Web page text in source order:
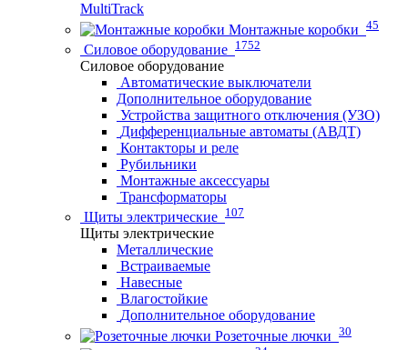
MultiTrack
Монтажные коробки 45
Силовое оборудование 1752
Силовое оборудование
Автоматические выключатели
Дополнительное оборудование
Устройства защитного отключения (УЗО)
Дифференциальные автоматы (АВДТ)
Контакторы и реле
Рубильники
Монтажные аксессуары
Трансформаторы
Щиты электрические 107
Щиты электрические
Металлические
Встраиваемые
Навесные
Влагостойкие
Дополнительное оборудование
Розеточные лючки 30